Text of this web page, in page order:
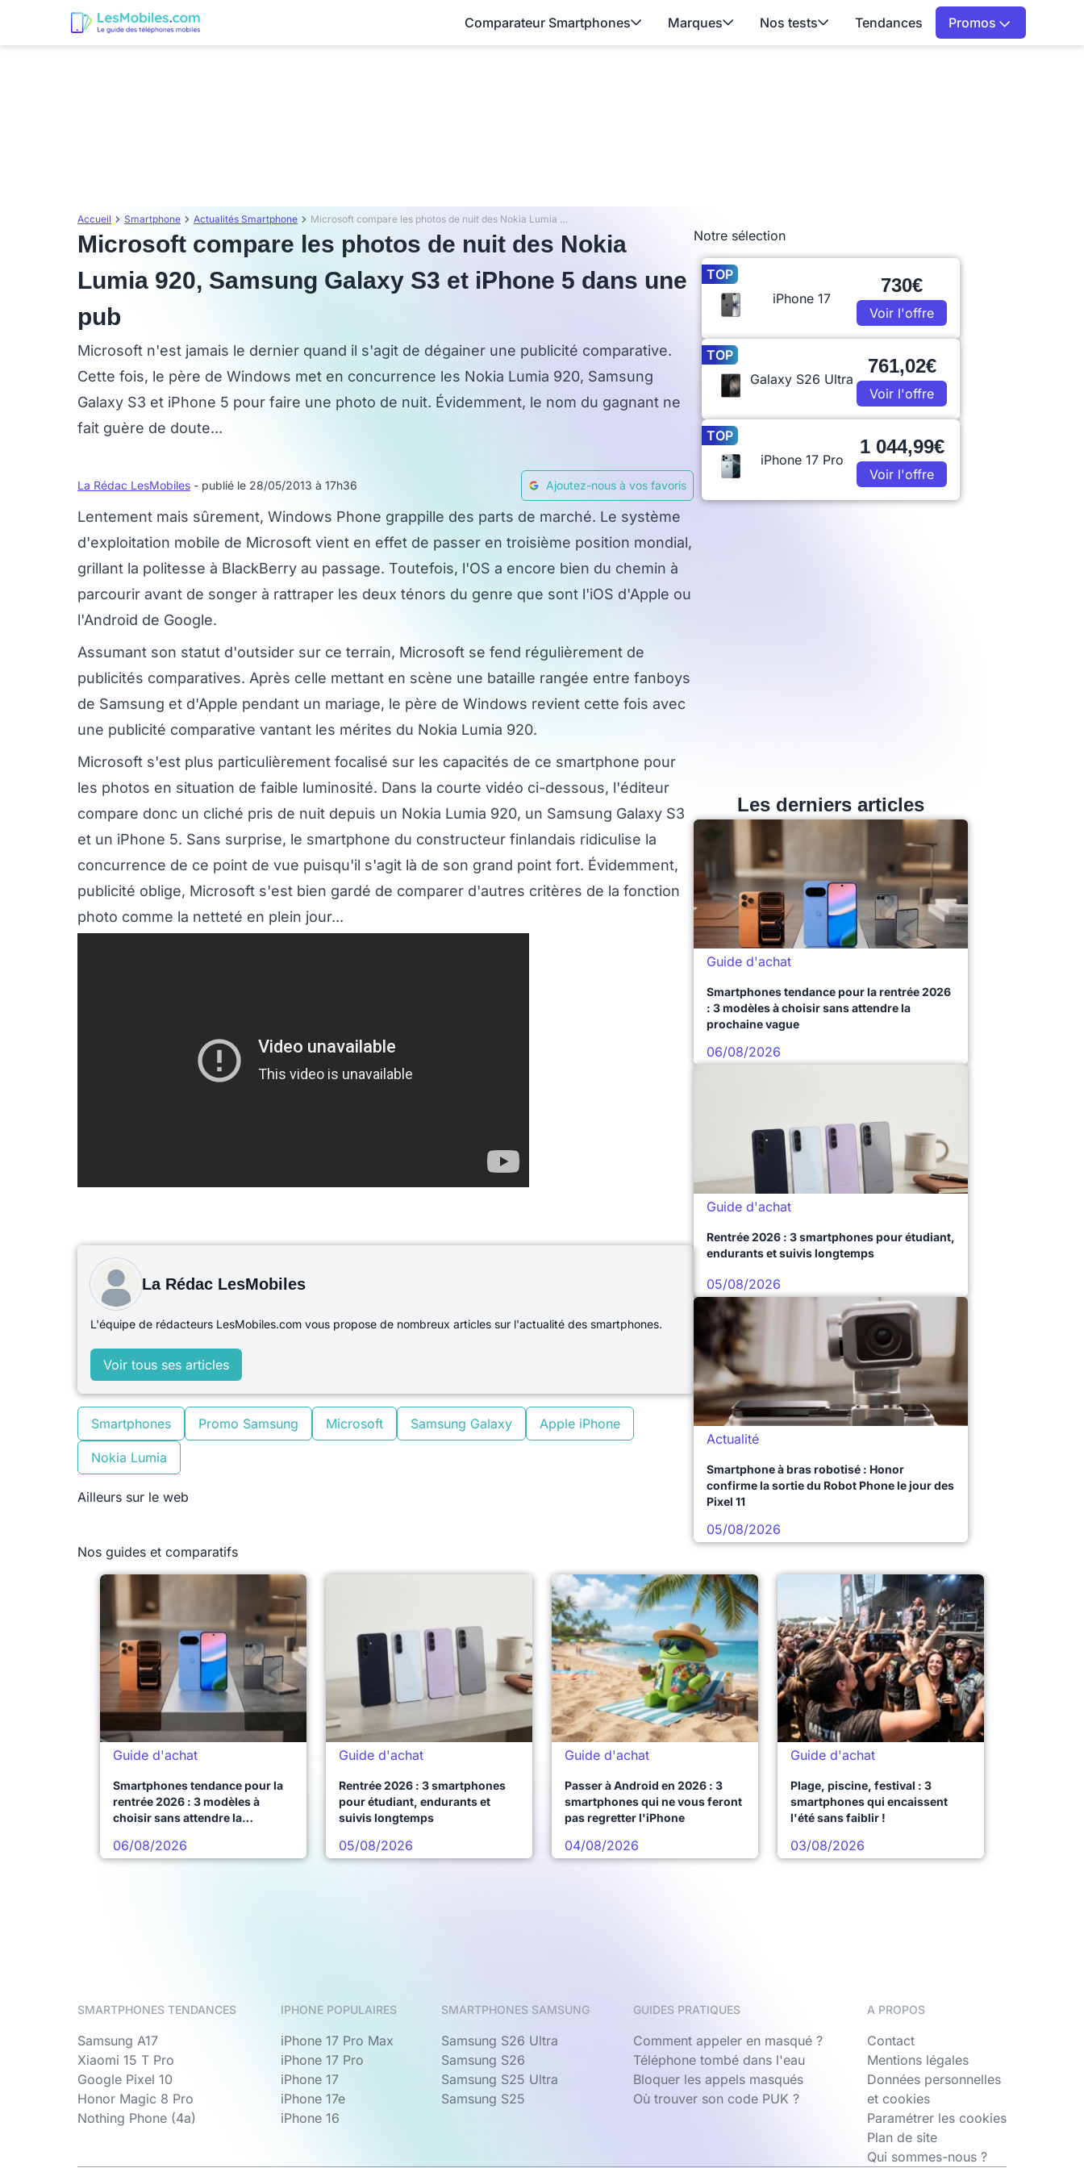
Comparateur Smartphones Marques Nos tests Tendances Promos
Accueil Smartphone Actualités Smartphone Microsoft compare les photos de nuit des Nokia Lumia 920, Samsung Galaxy S3 et iPhone 5 dans une pub
Microsoft compare les photos de nuit des Nokia
Lumia 920, Samsung Galaxy S3 et iPhone 5 dans une
pub
Microsoft n'est jamais le dernier quand il s'agit de dégainer une publicité comparative.
Cette fois, le père de Windows met en concurrence les Nokia Lumia 920, Samsung
Galaxy S3 et iPhone 5 pour faire une photo de nuit. Évidemment, le nom du gagnant ne
fait guère de doute...
La Rédac LesMobiles - publié le 28/05/2013 à 17h36 Ajoutez-nous à vos favoris
Lentement mais sûrement, Windows Phone grappille des parts de marché. Le système
d'exploitation mobile de Microsoft vient en effet de passer en troisième position mondial,
grillant la politesse à BlackBerry au passage. Toutefois, l'OS a encore bien du chemin à
parcourir avant de songer à rattraper les deux ténors du genre que sont l'iOS d'Apple ou
l'Android de Google.
Assumant son statut d'outsider sur ce terrain, Microsoft se fend régulièrement de
publicités comparatives. Après celle mettant en scène une bataille rangée entre fanboys
de Samsung et d'Apple pendant un mariage, le père de Windows revient cette fois avec
une publicité comparative vantant les mérites du Nokia Lumia 920.
Microsoft s'est plus particulièrement focalisé sur les capacités de ce smartphone pour
les photos en situation de faible luminosité. Dans la courte vidéo ci-dessous, l'éditeur
compare donc un cliché pris de nuit depuis un Nokia Lumia 920, un Samsung Galaxy S3
et un iPhone 5. Sans surprise, le smartphone du constructeur finlandais ridiculise la
concurrence de ce point de vue puisqu'il s'agit là de son grand point fort. Évidemment,
publicité oblige, Microsoft s'est bien gardé de comparer d'autres critères de la fonction
photo comme la netteté en plein jour...
La Rédac LesMobiles
L'équipe de rédacteurs LesMobiles.com vous propose de nombreux articles sur l'actualité des smartphones.
Voir tous ses articles
Smartphones Promo Samsung Microsoft Samsung Galaxy Apple iPhone
Nokia Lumia
Ailleurs sur le web
Notre sélection
TOP
iPhone 17
730€
Voir l'offre
TOP
Galaxy S26 Ultra
761,02€
Voir l'offre
TOP
iPhone 17 Pro
1 044,99€
Voir l'offre
Les derniers articles
Guide d'achat
Smartphones tendance pour la rentrée 2026
: 3 modèles à choisir sans attendre la
prochaine vague
06/08/2026
Guide d'achat
Rentrée 2026 : 3 smartphones pour étudiant,
endurants et suivis longtemps
05/08/2026
Actualité
Smartphone à bras robotisé : Honor
confirme la sortie du Robot Phone le jour des
Pixel 11
05/08/2026
Nos guides et comparatifs
Guide d'achat
Smartphones tendance pour la
rentrée 2026 : 3 modèles à
choisir sans attendre la
06/08/2026
Guide d'achat
Rentrée 2026 : 3 smartphones
pour étudiant, endurants et
suivis longtemps
05/08/2026
Guide d'achat
Passer à Android en 2026 : 3
smartphones qui ne vous feront
pas regretter l'iPhone
04/08/2026
Guide d'achat
Plage, piscine, festival : 3
smartphones qui encaissent
l'été sans faiblir !
03/08/2026
SMARTPHONES TENDANCES
Samsung A17
Xiaomi 15 T Pro
Google Pixel 10
Honor Magic 8 Pro
Nothing Phone (4a)
IPHONE POPULAIRES
iPhone 17 Pro Max
iPhone 17 Pro
iPhone 17
iPhone 17e
iPhone 16
SMARTPHONES SAMSUNG
Samsung S26 Ultra
Samsung S26
Samsung S25 Ultra
Samsung S25
GUIDES PRATIQUES
Comment appeler en masqué ?
Téléphone tombé dans l'eau
Bloquer les appels masqués
Où trouver son code PUK ?
A PROPOS
Contact
Mentions légales
Données personnelles
et cookies
Paramétrer les cookies
Plan de site
Qui sommes-nous ?